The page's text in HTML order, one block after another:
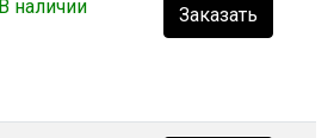
В наличии Заказать